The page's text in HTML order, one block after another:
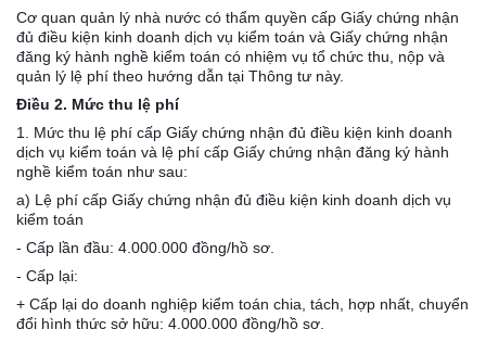
Cơ quan quản lý nhà nước có thẩm quyền cấp Giấy chứng nhận
đủ điều kiện kinh doanh dịch vụ kiểm toán và Giấy chứng nhận
đăng ký hành nghề kiểm toán có nhiệm vụ tổ chức thu, nộp và
quản lý lệ phí theo hướng dẫn tại Thông tư này.
Điều 2. Mức thu lệ phí
1. Mức thu lệ phí cấp Giấy chứng nhận đủ điều kiện kinh doanh
dịch vụ kiểm toán và lệ phí cấp Giấy chứng nhận đăng ký hành
nghề kiểm toán như sau:
a) Lệ phí cấp Giấy chứng nhận đủ điều kiện kinh doanh dịch vụ
kiểm toán
- Cấp lần đầu: 4.000.000 đồng/hồ sơ.
- Cấp lại:
+ Cấp lại do doanh nghiệp kiểm toán chia, tách, hợp nhất, chuyển
đổi hình thức sở hữu: 4.000.000 đồng/hồ sơ.